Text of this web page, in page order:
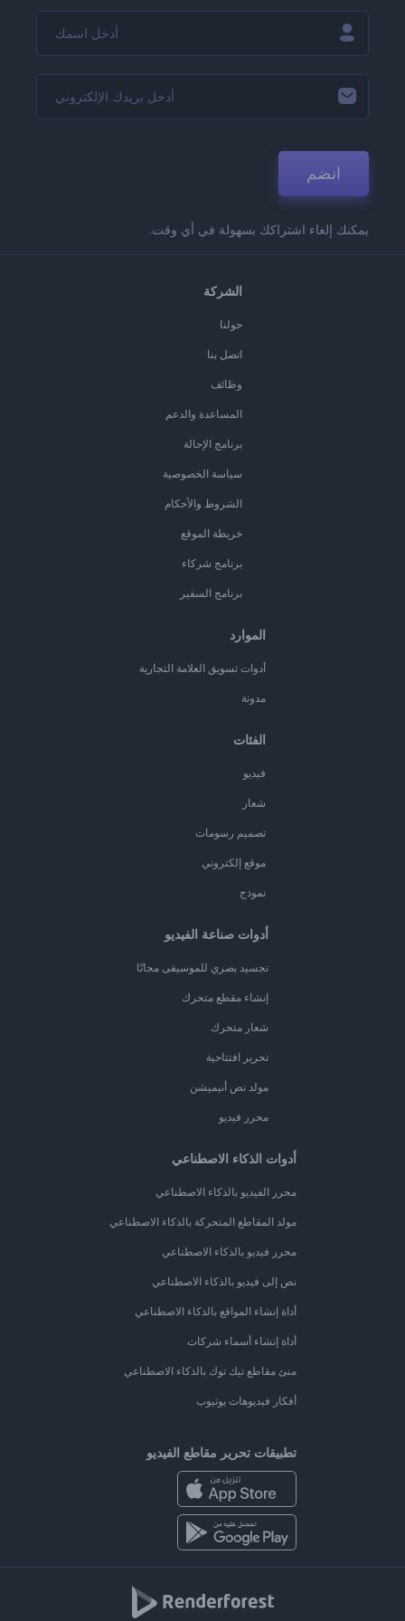
انضم
يمكنك إلغاء اشتراكك بسهولة في أي وقت.
الشركة
حولنا
اتصل بنا
وظائف
المساعدة والدعم
برنامج الإحالة
سياسة الخصوصية
الشروط والأحكام
خريطة الموقع
برنامج شركاء
برنامج السفير
الموارد
أدوات تسويق العلامة التجارية
مدونة
الفئات
فيديو
شعار
تصميم رسومات
موقع إلكتروني
نموذج
أدوات صناعة الفيديو
تجسيد بصري للموسيقى مجانًا
إنشاء مقطع متحرك
شعار متحرك
تحرير افتتاحية
مولد نص أنيميشن
محرر فيديو
أدوات الذكاء الاصطناعي
محرر الفيديو بالذكاء الاصطناعي
مولد المقاطع المتحركة بالذكاء الاصطناعي
محرر فيديو بالذكاء الاصطناعي
نص إلى فيديو بالذكاء الاصطناعي
أداة إنشاء المواقع بالذكاء الاصطناعي
أداة إنشاء أسماء شركات
منئ مقاطع تيك توك بالذكاء الاصطناعي
أفكار فيديوهات يوتيوب
تطبيقات تحرير مقاطع الفيديو